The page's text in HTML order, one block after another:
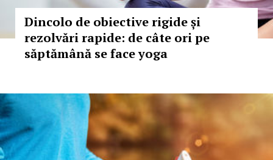
Dincolo de obiective rigide și
rezolvări rapide: de câte ori pe
săptămână se face yoga